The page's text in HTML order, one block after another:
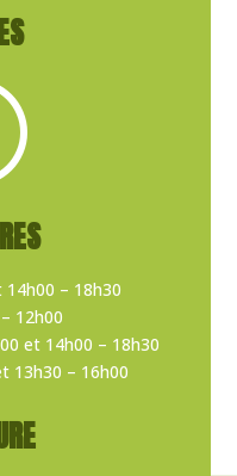
– 18h30
12h00
et 14h00 – 18h30
13h30 – 16h00